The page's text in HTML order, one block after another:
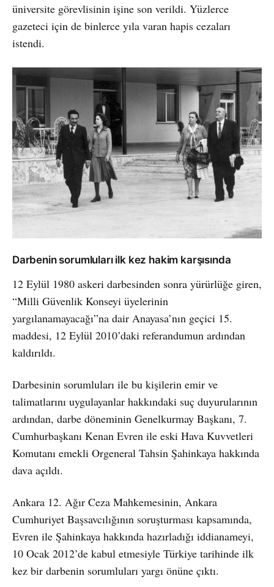
üniversite görevlisinin işine son verildi. Yüzlerce
gazeteci için de binlerce yıla varan hapis cezaları
istendi.
Darbenin sorumluları ilk kez hakim karşısında
12 Eylül 1980 askeri darbesinden sonra yürürlüğe giren,
“Milli Güvenlik Konseyi üyelerinin
yargılanamayacağı”na dair Anayasa’nın geçici 15.
maddesi, 12 Eylül 2010’daki referandumun ardından
kaldırıldı.
Darbesinin sorumluları ile bu kişilerin emir ve
talimatlarını uygulayanlar hakkındaki suç duyurularının
ardından, darbe döneminin Genelkurmay Başkanı, 7.
Cumhurbaşkanı Kenan Evren ile eski Hava Kuvvetleri
Komutanı emekli Orgeneral Tahsin Şahinkaya hakkında
dava açıldı.
Ankara 12. Ağır Ceza Mahkemesinin, Ankara
Cumhuriyet Başsavcılığının soruşturması kapsamında,
Evren ile Şahinkaya hakkında hazırladığı iddianameyi,
10 Ocak 2012’de kabul etmesiyle Türkiye tarihinde ilk
kez bir darbenin sorumluları yargı önüne çıktı.